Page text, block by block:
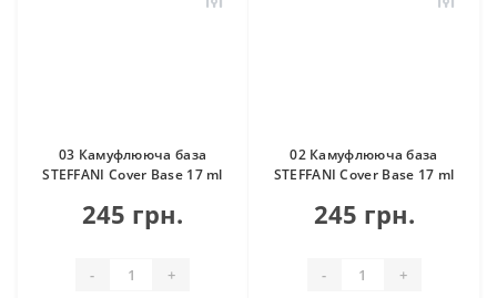
03 Камуфлююча база
STEFFANI Cover Base 17 ml
245 грн.
- +
02 Камуфлююча база
STEFFANI Cover Base 17 ml
245 грн.
- +